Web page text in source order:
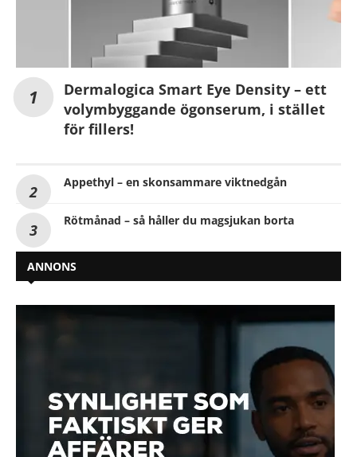
Dermalogica Smart Eye Density – ett
volymbyggande ögonserum, i stället
för fillers!
Appethyl – en skonsammare viktnedgån
Rötmånad – så håller du magsjukan borta
ANNONS